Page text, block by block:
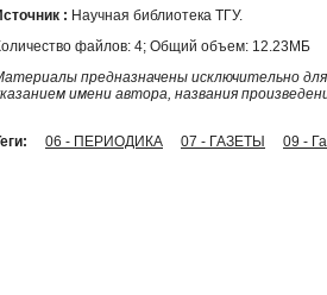
: Научная библиотека ТГУ.
файлов: 4; Общий объем: 12.23МБ
предназначены исключительно
имени автора, названия
06 - ПЕРИОДИКА 07 - ГАЗЕТЫ 09 -